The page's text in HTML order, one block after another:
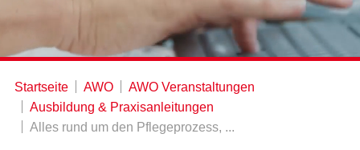
Startseite AWO
AWO Veranstaltungen
Ausbildung & Praxisanleitungen
Alles rund um den Pflegeprozess, ...